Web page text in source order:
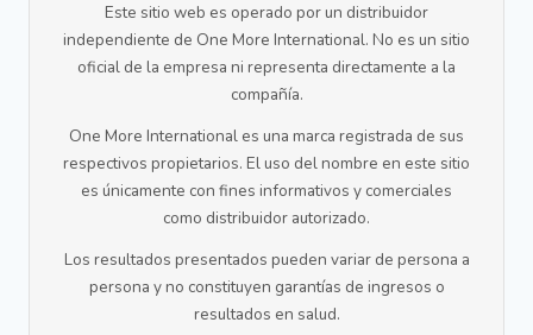
Este sitio web es operado por un distribuidor
independiente de One More International. No es un sitio
oficial de la empresa ni representa directamente a la
compañía.
One More International es una marca registrada de sus
respectivos propietarios. El uso del nombre en este sitio
es únicamente con fines informativos y comerciales
como distribuidor autorizado.
Los resultados presentados pueden variar de persona a
persona y no constituyen garantías de ingresos o
resultados en salud.